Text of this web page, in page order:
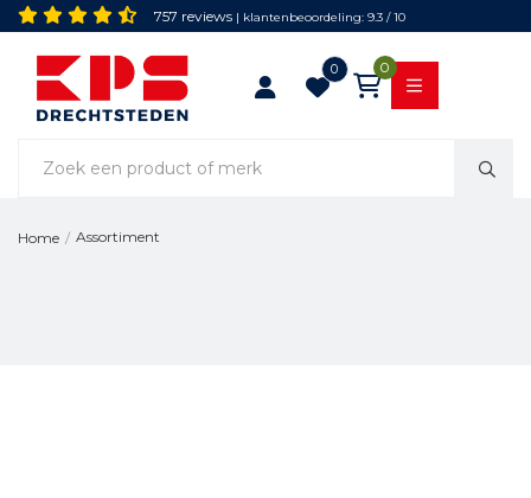
757 reviews | klantenbeoordeling: 9.3 / 10
0 0
Home / Assortiment